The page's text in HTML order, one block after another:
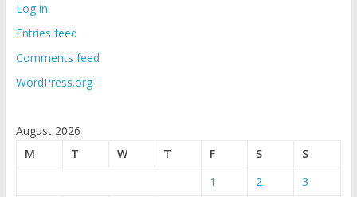
Log in
Entries feed
Comments feed
WordPress.org
August 2026
M
T W T F S
S
1
2 3